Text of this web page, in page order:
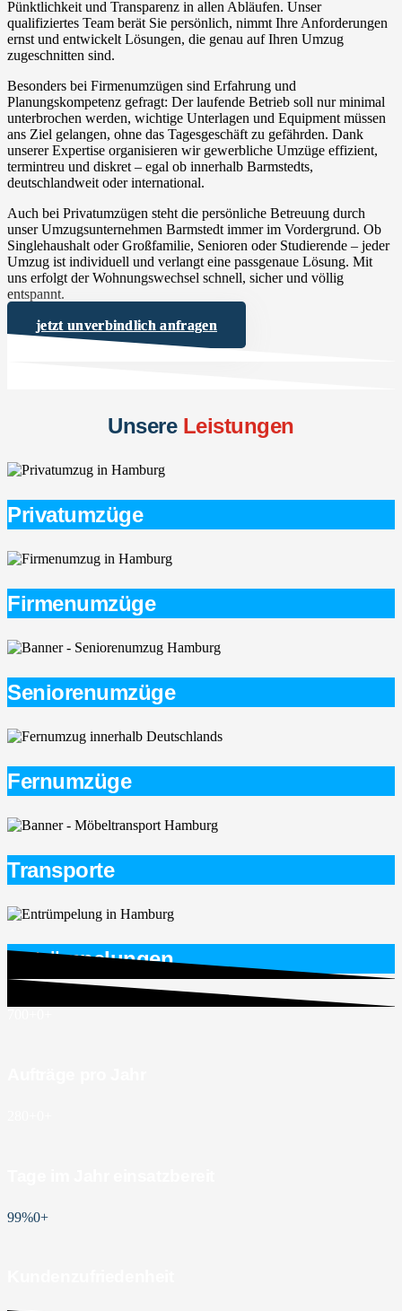
Pünktlichkeit und Transparenz in allen Abläufen. Unser
qualifiziertes Team berät Sie persönlich, nimmt Ihre Anforderungen
ernst und entwickelt Lösungen, die genau auf Ihren Umzug
zugeschnitten sind.
Besonders bei Firmenumzügen sind Erfahrung und
Planungskompetenz gefragt: Der laufende Betrieb soll nur minimal
unterbrochen werden, wichtige Unterlagen und Equipment müssen
ans Ziel gelangen, ohne das Tagesgeschäft zu gefährden. Dank
unserer Expertise organisieren wir gewerbliche Umzüge effizient,
termintreu und diskret – egal ob innerhalb Barmstedts,
deutschlandweit oder international.
Auch bei Privatumzügen steht die persönliche Betreuung durch
unser Umzugsunternehmen Barmstedt immer im Vordergrund. Ob
Singlehaushalt oder Großfamilie, Senioren oder Studierende – jeder
Umzug ist individuell und verlangt eine passgenaue Lösung. Mit
uns erfolgt der Wohnungswechsel schnell, sicher und völlig
entspannt.
jetzt unverbindlich anfragen
UnsereLeistungen
Privatumzüge
Firmenumzüge
Seniorenumzüge
Fernumzüge
Transporte
Entrümpelungen
99%0+